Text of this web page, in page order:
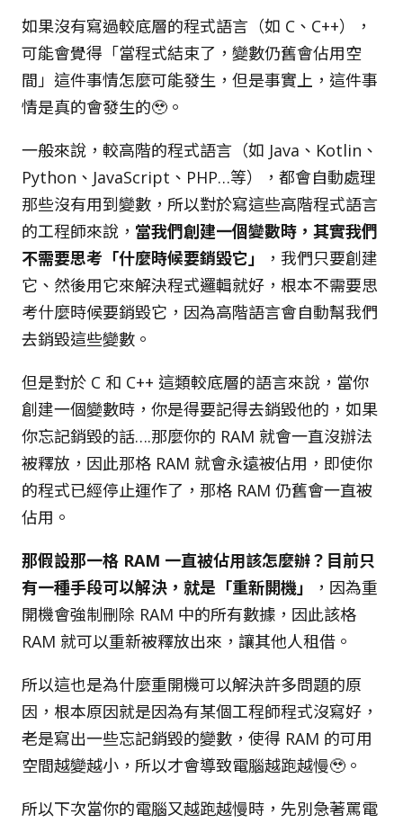
如果沒有寫過較底層的程式語言（如 C、C++），
可能會覺得「當程式結束了，變數仍舊會佔用空
間」這件事情怎麼可能發生，但是事實上，這件事
情是真的會發生的🥹。
一般來說，較高階的程式語言（如 Java、Kotlin、
Python、JavaScript、PHP…等），都會自動處理
那些沒有用到變數，所以對於寫這些高階程式語言
的工程師來說， 當我們創建一個變數時，其實我們
不需要思考「什麼時候要銷毀它」
，我們只要創建
它、然後用它來解決程式邏輯就好，根本不需要思
考什麼時候要銷毀它，因為高階語言會自動幫我們
去銷毀這些變數。
但是對於 C 和 C++ 這類較底層的語言來說，當你
創建一個變數時，你是得要記得去銷毀他的，如果
你忘記銷毀的話….那麼你的 RAM 就會一直沒辦法
被釋放，因此那格 RAM 就會永遠被佔用，即使你
的程式已經停止運作了，那格 RAM 仍舊會一直被
佔用。
那假設那一格 RAM 一直被佔用該怎麼辦？目前只
有一種手段可以解決，就是「重新開機」
，因為重
開機會強制刪除 RAM 中的所有數據，因此該格
RAM 就可以重新被釋放出來，讓其他人租借。
所以這也是為什麼重開機可以解決許多問題的原
因，根本原因就是因為有某個工程師程式沒寫好，
老是寫出一些忘記銷毀的變數，使得 RAM 的可用
空間越變越小，所以才會導致電腦越跑越慢🥹。
所以下次當你的電腦又越跑越慢時，先別急著罵電